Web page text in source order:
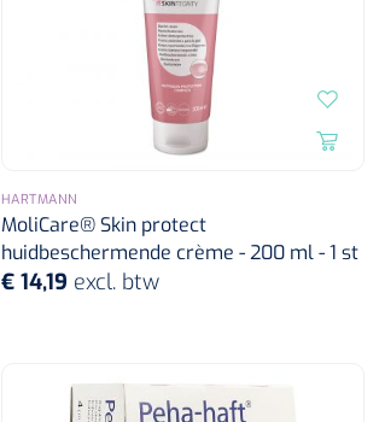
HARTMANN
MoliCare® Skin protect
huidbeschermende crème - 200 ml - 1 st
€ 14,19 excl. btw